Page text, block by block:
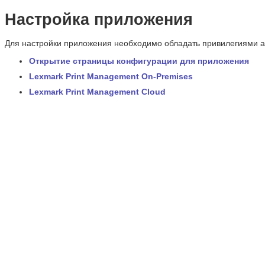
Настройка приложения
Для настройки приложения необходимо обладать привилегиями
Открытие страницы конфигурации для приложения
Lexmark Print Management On-Premises
Lexmark Print Management Cloud